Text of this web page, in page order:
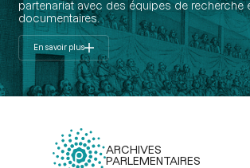
partenariat avec des équipes de recherche
documentaires.
En savoir plus
ARCHIVES
PARLEMENTAIRES